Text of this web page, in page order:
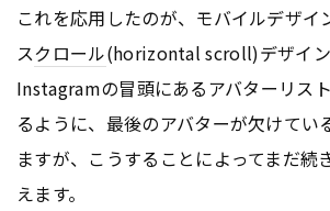
これを応用したのが、モバイルデザイ
スクロール(horizontal scroll)デザイン
Instagramの冒頭にあるアバターリス
るように、最後のアバターが欠けてい
ますが、こうすることによってまだ続
えます。